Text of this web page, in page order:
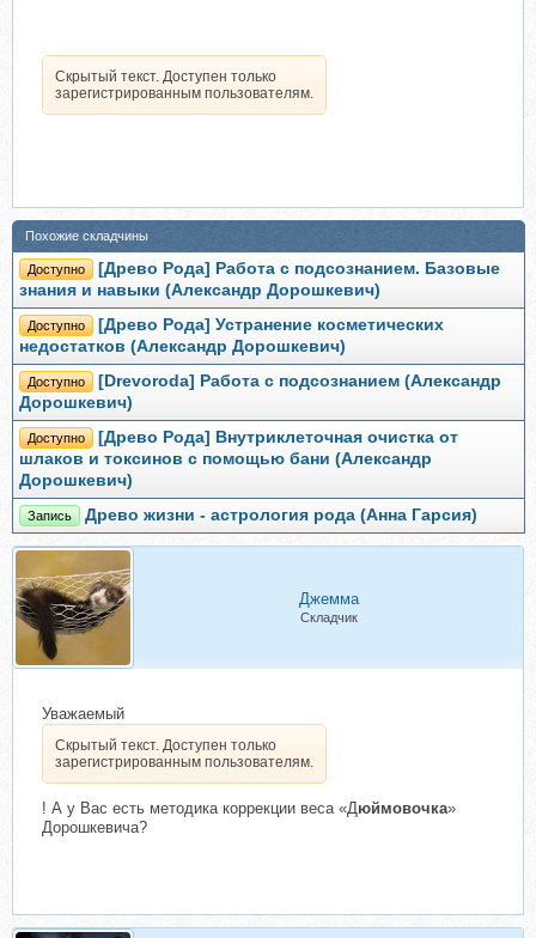
Скрытый текст. Доступен только
зарегистрированным пользователям.
Похожие складчины
Доступно
[Древо Рода] Работа с подсознанием. Базовые
знания и навыки (Александр Дорошкевич)
Доступно
[Древо Рода] Устранение косметических
недостатков (Александр Дорошкевич)
Доступно
[Drevoroda] Работа с подсознанием (Александр
Дорошкевич)
Доступно
[Древо Рода] Внутриклеточная очистка от
шлаков и токсинов с помощью бани (Александр
Дорошкевич)
Запись Древо жизни - астрология рода (Анна Гарсия)
Джемма
Складчик
Уважаемый
Скрытый текст. Доступен только
зарегистрированным пользователям.
! А у Вас есть методика коррекции веса «Дюймовочка»
Дорошкевича?